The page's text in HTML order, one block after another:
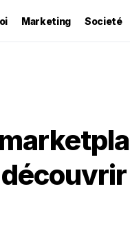
Marketing Societé